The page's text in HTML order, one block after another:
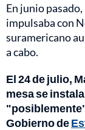
En junio
impulsaba con
suramericano
a cabo.
El 24 de julio,
mesa se
Gobierno de